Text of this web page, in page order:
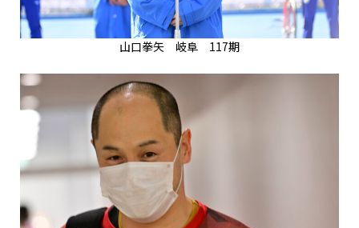
山口拳矢 岐阜 117期